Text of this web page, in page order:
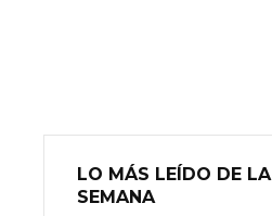
LO MÁS LEÍDO DE LA
SEMANA